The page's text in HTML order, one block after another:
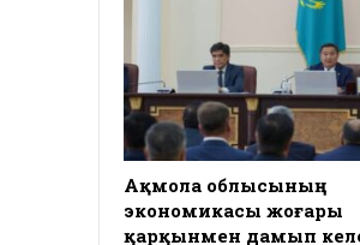
Ақмола облысының
экономикасы жоғары
қарқынмен дамып